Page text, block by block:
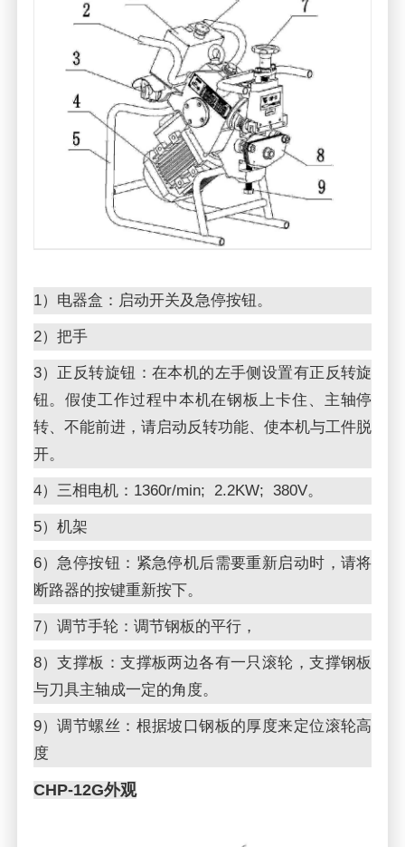
1）电器盒：启动开关及急停按钮。
2）把手
3）正反转旋钮：在本机的左手侧设置有正反转旋
钮。假使工作过程中本机在钢板上卡住、主轴停
转、不能前进，请启动反转功能、使本机与工件脱
开。
4）三相电机：1360r/min; 2.2KW; 380V。
5）机架
6）急停按钮：紧急停机后需要重新启动时，请将
断路器的按键重新按下。
7）调节手轮：调节钢板的平行，
8）支撑板：支撑板两边各有一只滚轮，支撑钢板
与刀具主轴成一定的角度。
9）调节螺丝：根据坡口钢板的厚度来定位滚轮高
度
CHP-12G外观